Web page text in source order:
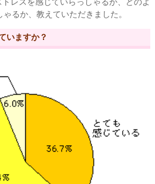
るか、教えていただきました。
いますか？